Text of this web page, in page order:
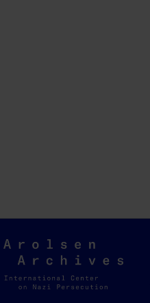
Arolsen
Archives